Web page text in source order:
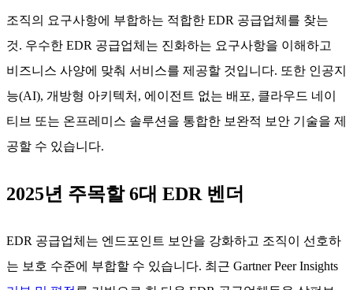
조직의 요구사항에 부합하는 적합한 EDR 공급업체를 찾는
것. 우수한 EDR 공급업체는 진화하는 요구사항을 이해하고
비즈니스 사양에 맞춰 서비스를 제공할 것입니다. 또한 인공지
능(AI), 개방형 아키텍처, 에이전트 없는 배포, 클라우드 네이
티브 또는 온프레미스 솔루션을 통합한 보완적 보안 기술을 제
공할 수 있습니다.
2025년 주목할 6대 EDR 벤더
EDR 공급업체는 엔드포인트 보안을 강화하고 조직이 선호하
는 보호 수준에 부합할 수 있습니다. 최근 Gartner Peer Insights